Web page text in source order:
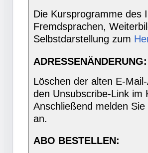
Die Kursprogramme des
Fremdsprachen,
Selbstdarstellung zum
ADRESSENÄNDERUNG:
Löschen der alten E-
den Unsubscribe-Link im
Anschließend melden
an.
ABO BESTELLEN: